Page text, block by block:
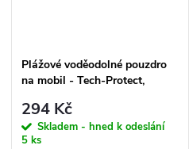
Plážové voděodolné pouzdro
na mobil - Tech-Protect,
294 Kč
Skladem - hned k odeslání
5 ks